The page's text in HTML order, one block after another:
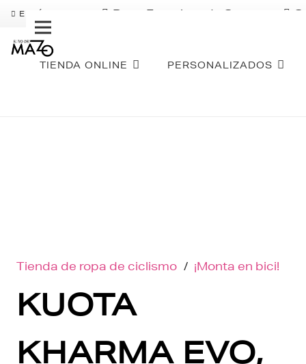
ENVÍO GRATIS Pago Fraccionado Sequra
TIENDA ONLINE PERSONALIZADOS
Tienda de ropa de ciclismo / ¡Monta en bici!
KUOTA
KHARMA EVO,